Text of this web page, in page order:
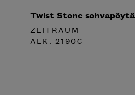
Twist Stone sohvapöytä
ZEITRAUM
ALK. 2190€